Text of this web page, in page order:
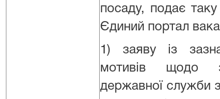
посаду, подає
Єдиний портал
1) заяву із
мотивів щодо
державної служби